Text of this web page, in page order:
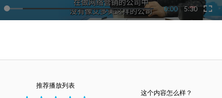
0:00 5:30
推荐播放列表
这个内容怎么样？